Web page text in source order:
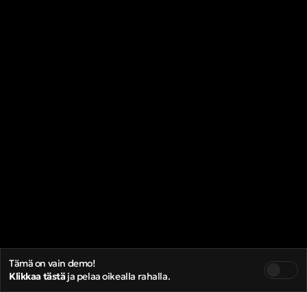
Tämä on vain demo!
Klikkaa tästä ja pelaa oikealla rahalla.